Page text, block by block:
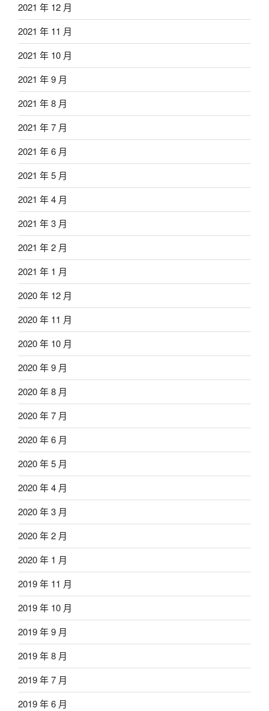
2021 年 12 月
2021 年 11 月
2021 年 10 月
2021 年 9 月
2021 年 8 月
2021 年 7 月
2021 年 6 月
2021 年 5 月
2021 年 4 月
2021 年 3 月
2021 年 2 月
2021 年 1 月
2020 年 12 月
2020 年 11 月
2020 年 10 月
2020 年 9 月
2020 年 8 月
2020 年 7 月
2020 年 6 月
2020 年 5 月
2020 年 4 月
2020 年 3 月
2020 年 2 月
2020 年 1 月
2019 年 11 月
2019 年 10 月
2019 年 9 月
2019 年 8 月
2019 年 7 月
2019 年 6 月